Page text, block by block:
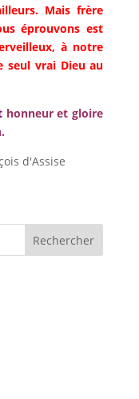
Mais frère
éprouvons est
à notre
seul vrai Dieu au
honneur et gloire